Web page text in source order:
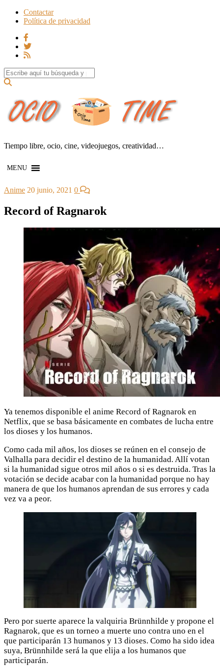
Contactar
Política de privacidad
Search for:
Tiempo libre, ocio, cine, videojuegos, creatividad…
MENU
Anime 20 junio, 2021 0
Record of Ragnarok
Ya tenemos disponible el anime Record of Ragnarok en
Netflix, que se basa básicamente en combates de lucha entre
los dioses y los humanos.
Como cada mil años, los dioses se reúnen en el consejo de
Valhalla para decidir el destino de la humanidad. Allí votan
si la humanidad sigue otros mil años o si es destruida. Tras la
votación se decide acabar con la humanidad porque no hay
manera de que los humanos aprendan de sus errores y cada
vez va a peor.
Pero por suerte aparece la valquiria Brünnhilde y propone el
Ragnarok, que es un torneo a muerte uno contra uno en el
que participarán 13 humanos y 13 dioses. Como ha sido idea
suya, Brünnhilde será la que elija a los humanos que
participarán.